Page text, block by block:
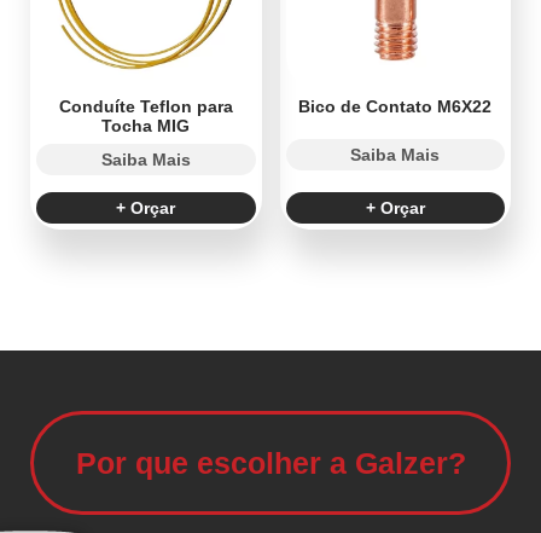
Conduíte Teflon para
Tocha MIG
Saiba Mais
+ Orçar
Bico de Contato M6X22
Saiba Mais
+ Orçar
Por que escolher a Galzer?